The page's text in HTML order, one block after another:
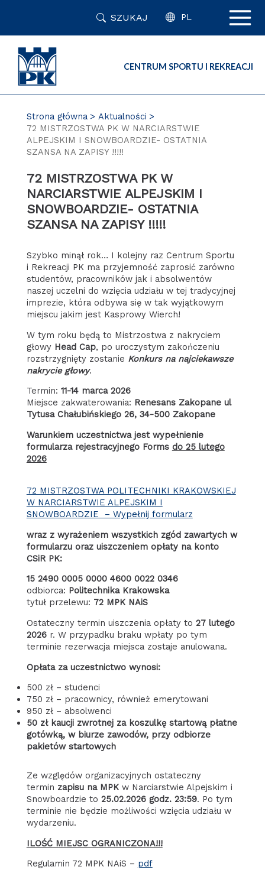
SZUKAJ PL
CENTRUM SPORTU I REKREACJI
Strona główna
Aktualności
72 MISTRZOSTWA PK W NARCIARSTWIE
ALPEJSKIM I SNOWBOARDZIE- OSTATNIA
SZANSA NA ZAPISY !!!!!
72 MISTRZOSTWA PK W
NARCIARSTWIE ALPEJSKIM I
SNOWBOARDZIE- OSTATNIA
SZANSA NA ZAPISY !!!!!
Szybko minął rok… I kolejny raz Centrum Sportu
i Rekreacji PK ma przyjemność zaprosić zarówno
studentów, pracowników jak i absolwentów
naszej uczelni do wzięcia udziału w tej tradycyjnej
imprezie, która odbywa się w tak wyjątkowym
miejscu jakim jest Kasprowy Wierch!
W tym roku będą to Mistrzostwa z nakryciem
głowy Head Cap, po uroczystym zakończeniu
rozstrzygnięty zostanie Konkurs na najciekawsze
nakrycie głowy.
Termin: 11-14 marca 2026
Miejsce zakwaterowania: Renesans Zakopane ul
Tytusa Chałubińskiego 26, 34-500 Zakopane
Warunkiem uczestnictwa jest wypełnienie
formularza rejestracyjnego Forms do 25 lutego
2026
72 MISTRZOSTWA POLITECHNIKI KRAKOWSKIEJ
W NARCIARSTWIE ALPEJSKIM I
SNOWBOARDZIE – Wypełnij formularz
wraz z wyrażeniem wszystkich zgód zawartych w
formularzu oraz uiszczeniem opłaty na konto
CSiR PK:
15 2490 0005 0000 4600 0022 0346
odbiorca: Politechnika Krakowska
tytuł przelewu: 72 MPK NAiS
Ostateczny termin uiszczenia opłaty to 27 lutego
2026r. W przypadku braku wpłaty po tym
terminie rezerwacja miejsca zostaje anulowana.
Opłata za uczestnictwo wynosi:
500 zł – studenci
750 zł – pracownicy, również emerytowani
950 zł – absolwenci
50 zł kaucji zwrotnej za koszulkę startową płatne
gotówką, w biurze zawodów, przy odbiorze
pakietów startowych
Ze względów organizacyjnych ostateczny
termin zapisu na MPKw Narciarstwie Alpejskim i
Snowboardzie to 25.02.2026 godz. 23:59. Po tym
terminie nie będzie możliwości wzięcia udziału w
wydarzeniu.
ILOŚĆ MIEJSC OGRANICZONA!!!
Regulamin 72 MPK NAiS – pdf